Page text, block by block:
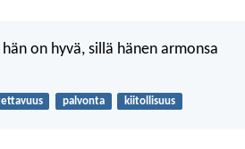
on hyvä, sillä hänen armonsa
palvonta kiitollisuus